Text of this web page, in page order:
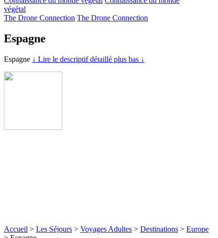
végétal
The Drone Connection The Drone Connection
Espagne
Espagne ↓ Lire le descriptif détaillé plus bas ↓
Accueil > Les Séjours > Voyages Adultes > Destinations > Europe